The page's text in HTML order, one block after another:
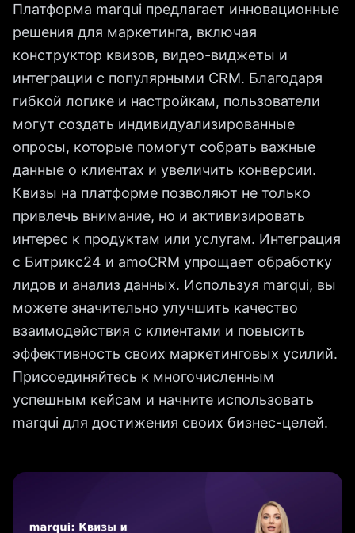
Платформа marqui предлагает инновационные
решения для маркетинга, включая
конструктор квизов, видео-виджеты и
интеграции с популярными CRM. Благодаря
гибкой логике и настройкам, пользователи
могут создать индивидуализированные
опросы, которые помогут собрать важные
данные о клиентах и увеличить конверсии.
Квизы на платформе позволяют не только
привлечь внимание, но и активизировать
интерес к продуктам или услугам. Интеграция
с Битрикс24 и amoCRM упрощает обработку
лидов и анализ данных. Используя marqui, вы
можете значительно улучшить качество
взаимодействия с клиентами и повысить
эффективность своих маркетинговых усилий.
Присоединяйтесь к многочисленным
успешным кейсам и начните использовать
marqui для достижения своих бизнес-целей.